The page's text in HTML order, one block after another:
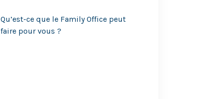
Qu’est-ce que le Family Office peut
faire pour vous ?